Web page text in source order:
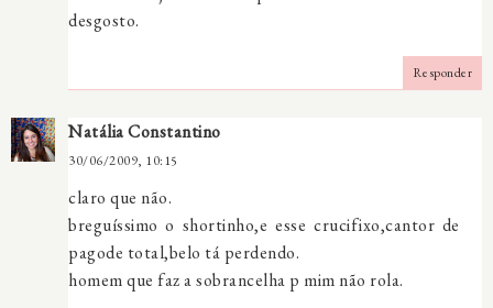
desgosto.
Responder
Natália Constantino
30/06/2009, 10:15
claro que não.
breguíssimo o shortinho,e esse crucifixo,cantor de
pagode total,belo tá perdendo.
homem que faz a sobrancelha p mim não rola.